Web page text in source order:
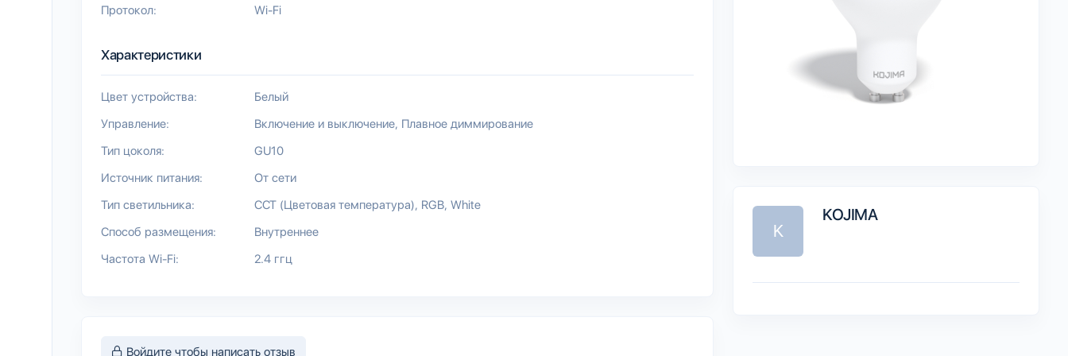
Протокол: Wi-Fi
Характеристики
Цвет устройства:
Белый
Управление:
Включение и выключение Плавное диммирование
Тип цоколя:
GU10
Источник питания:
От сети
Тип светильника:
CCT (Цветовая температура) RGB White
Способ размещения:
Внутреннее
Частота Wi-Fi:
2.4 ггц
Войдите чтобы написать отзыв
K
KOJIMA